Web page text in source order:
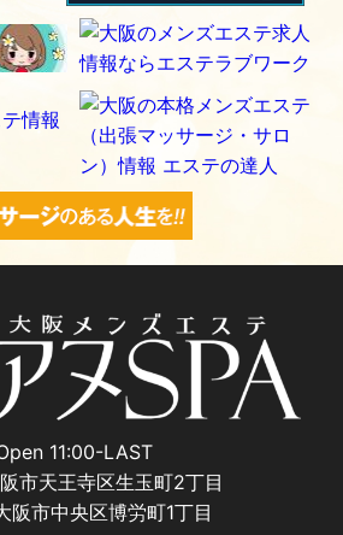
11:00-LAST
市天王寺区生玉町2丁目
阪市中央区博労町1丁目